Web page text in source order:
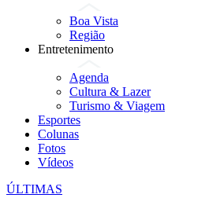
Boa Vista
Região
Entretenimento
Agenda
Cultura & Lazer
Turismo & Viagem
Esportes
Colunas
Fotos
Vídeos
ÚLTIMAS